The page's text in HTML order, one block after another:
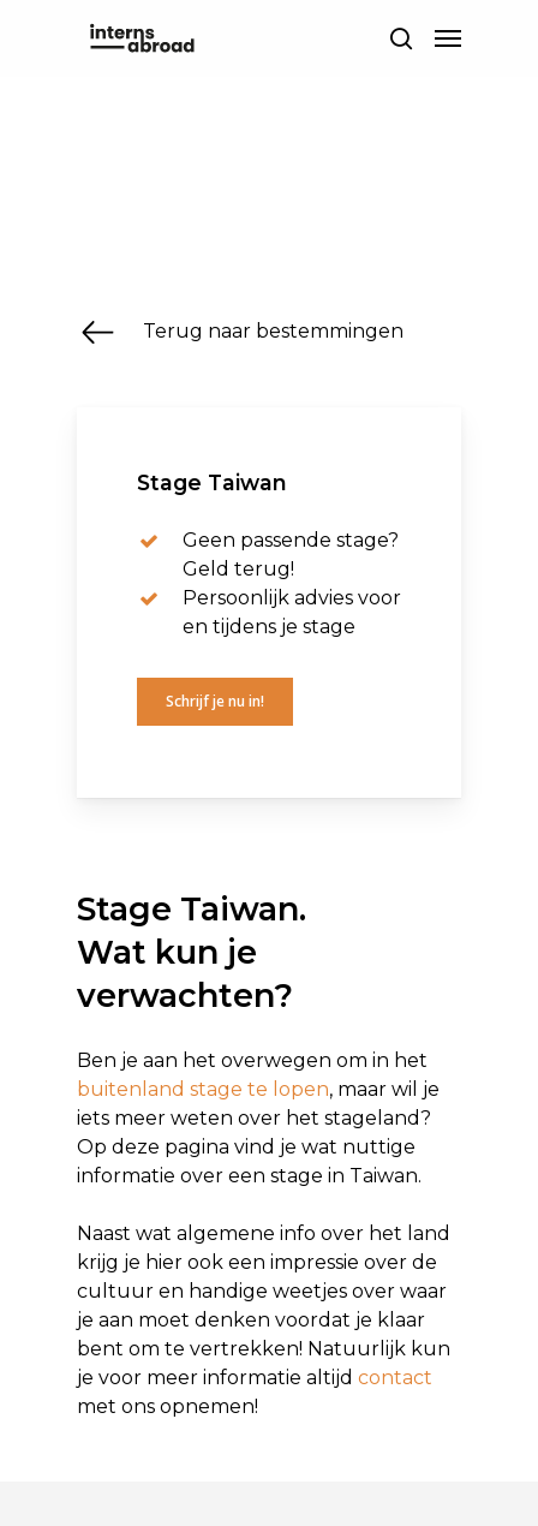
search
Menu
Terug naar bestemmingen
Stage Taiwan.
Wat kun je
verwachten?
Ben je aan het overwegen om in het
buitenland stage te lopen, maar wil je
iets meer weten over het stageland?
Op deze pagina vind je wat nuttige
informatie over een stage in Taiwan.
Naast wat algemene info over het land
krijg je hier ook een impressie over de
cultuur en handige weetjes over waar
je aan moet denken voordat je klaar
bent om te vertrekken! Natuurlijk kun
je voor meer informatie altijd contact
met ons opnemen!
Stage Taiwan
Geen passende stage?
Geld terug!
Persoonlijk advies voor
en tijdens je stage
Schrijf je nu in!